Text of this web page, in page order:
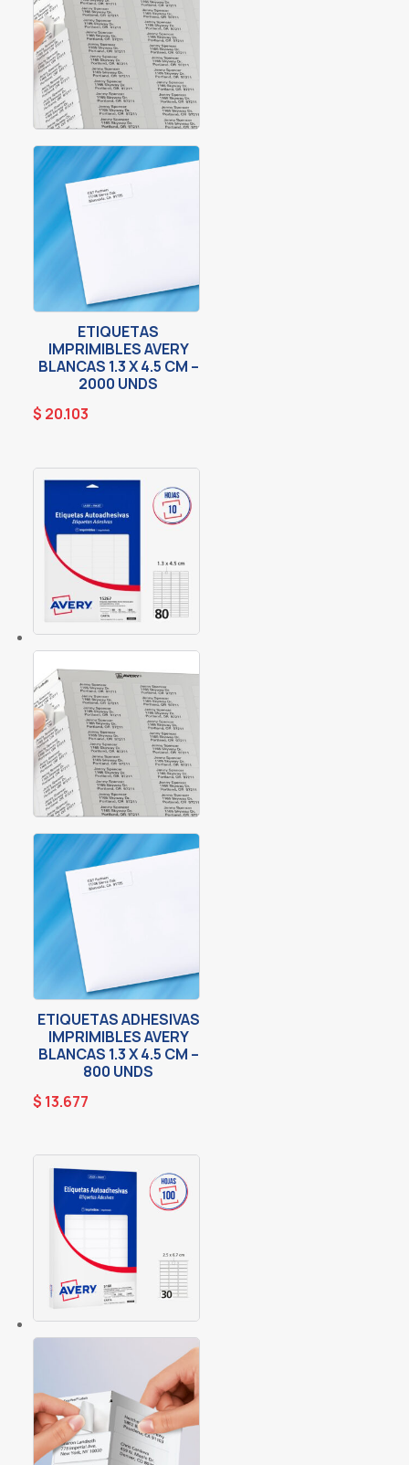
ETIQUETAS
IMPRIMIBLES AVERY
BLANCAS 1.3 X 4.5 CM –
2000 UNDS
$ 20.103
ETIQUETAS ADHESIVAS
IMPRIMIBLES AVERY
BLANCAS 1.3 X 4.5 CM –
800 UNDS
$ 13.677